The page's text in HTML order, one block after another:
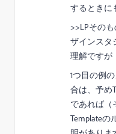
するときに
>>LPその
ザインスタ
理解ですが
1つ目の例
合は、予め
であれば（
Templateの